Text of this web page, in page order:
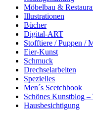
Möbelbau &
Illustrationen
Bücher
Digital-ART
Stofftiere / Puppen /
Eier-Kunst
Schmuck
Drechselarbeiten
Spezielles
Men´s Scetchbook
Schönes Kunstblog
Hausbesichtigung